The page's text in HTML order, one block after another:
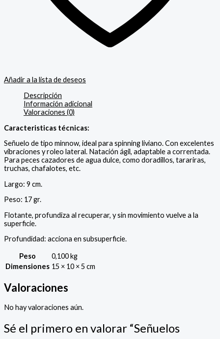
Añadir a la lista de deseos
Descripción
Información adicional
Valoraciones (0)
Caracteristicas técnicas:
Señuelo de tipo minnow, ideal para spinning liviano. Con excelentes
vibraciones y roleo lateral. Natación ágil, adaptable a correntada.
Para peces cazadores de agua dulce, como doradillos, tarariras,
truchas, chafalotes, etc.
Largo: 9 cm.
Peso: 17 gr.
Flotante, profundiza al recuperar, y sin movimiento vuelve a la
superficie.
Profundidad: acciona en subsuperficie.
Peso
0,100 kg
Dimensiones 15 × 10 × 5 cm
Valoraciones
No hay valoraciones aún.
Sé el primero en valorar “Señuelos